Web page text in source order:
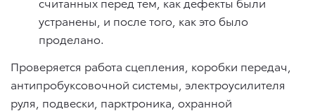
устранены, и после того, как это было
проделано.
Проверяется работа сцепления, коробки передач,
антипробуксовочной системы, электроусилителя
руля, подвески, парктроника, охранной